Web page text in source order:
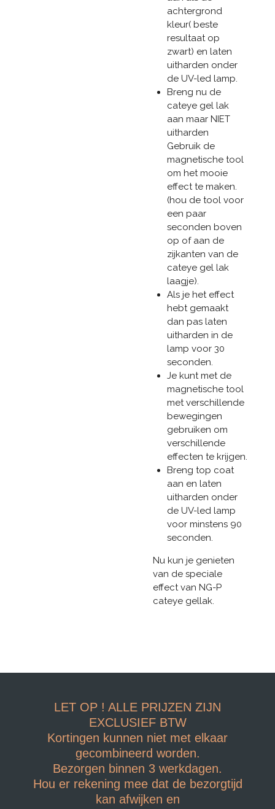
achtergrond
kleur( beste
resultaat op
zwart) en laten
uitharden onder
de UV-led lamp.
Breng nu de
cateye gel lak
aan maar NIET
uitharden
Gebruik de
magnetische tool
om het mooie
effect te maken.
(hou de tool voor
een paar
seconden boven
op of aan de
zijkanten van de
cateye gel lak
laagje).
Als je het effect
hebt gemaakt
dan pas laten
uitharden in de
lamp voor 30
seconden.
Je kunt met de
magnetische tool
met verschillende
bewegingen
gebruiken om
verschillende
effecten te krijgen.
Breng top coat
aan en laten
uitharden onder
de UV-led lamp
voor minstens 90
seconden.
Nu kun je genieten
van de speciale
effect van NG-P
cateye gellak.
LET OP ! ALLE PRIJZEN ZIJN
EXCLUSIEF BTW
Kortingen kunnen niet met elkaar
gecombineerd worden.
Bezorgen binnen 3 werkdagen.
Hou er rekening mee dat de bezorgtijd
kan afwijken en